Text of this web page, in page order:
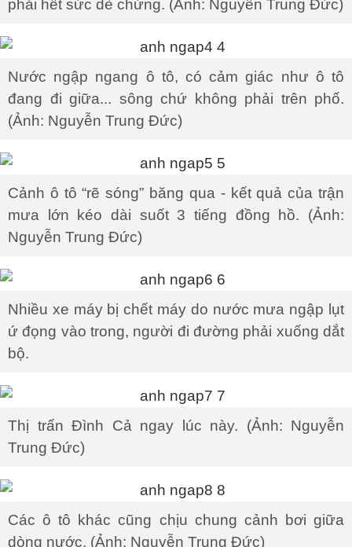
phải hết sức dè chừng. (Ảnh: Nguyễn Trung Đức)
Nước ngập ngang ô tô, có cảm giác như ô tô
đang đi giữa... sông chứ không phải trên phố.
(Ảnh: Nguyễn Trung Đức)
Cảnh ô tô “rẽ sóng” băng qua - kết quả của trận
mưa lớn kéo dài suốt 3 tiếng đồng hồ. (Ảnh:
Nguyễn Trung Đức)
Nhiều xe máy bị chết máy do nước mưa ngập lụt
ứ đọng vào trong, người đi đường phải xuống dắt
bộ.
Thị trấn Đình Cả ngay lúc này. (Ảnh: Nguyễn
Trung Đức)
Các ô tô khác cũng chịu chung cảnh bơi giữa
dòng nước. (Ảnh: Nguyễn Trung Đức)